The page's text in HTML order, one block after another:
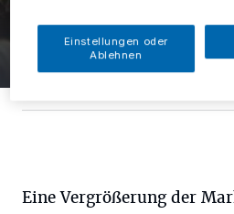
Gemütlichkeit auf dem
Blotschenmarkt
Eine Vergrößerung der
Einstellungen oder
Ablehnen